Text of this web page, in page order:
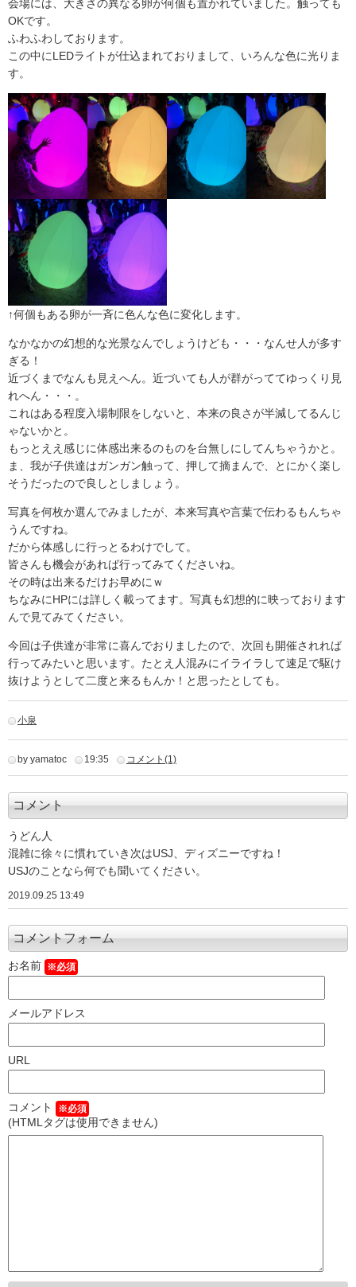
会場には、大きさの異なる卵が何個も置かれていました。触っても
OKです。
ふわふわしております。
この中にLEDライトが仕込まれておりまして、いろんな色に光りま
す。
↑何個もある卵が一斉に色んな色に変化します。
なかなかの幻想的な光景なんでしょうけども・・・なんせ人が多す
ぎる！
近づくまでなんも見えへん。近づいても人が群がっててゆっくり見
れへん・・・。
これはある程度入場制限をしないと、本来の良さが半減してるんじ
ゃないかと。
もっとええ感じに体感出来るのものを台無しにしてんちゃうかと。
ま、我が子供達はガンガン触って、押して摘まんで、とにかく楽し
そうだったので良しとしましょう。
写真を何枚か選んでみましたが、本来写真や言葉で伝わるもんちゃ
うんですね。
だから体感しに行っとるわけでして。
皆さんも機会があれば行ってみてくださいね。
その時は出来るだけお早めにｗ
ちなみにHPには詳しく載ってます。写真も幻想的に映っております
んで見てみてください。
今回は子供達が非常に喜んでおりましたので、次回も開催されれば
行ってみたいと思います。たとえ人混みにイライラして速足で駆け
抜けようとして二度と来るもんか！と思ったとしても。
小泉
by yamatoc 19:35 コメント(1)
コメント
うどん人
混雑に徐々に慣れていき次はUSJ、ディズニーですね！
USJのことなら何でも聞いてください。
2019.09.25 13:49
コメントフォーム
お名前 ※必須
メールアドレス
URL
コメント ※必須
(HTMLタグは使用できません)